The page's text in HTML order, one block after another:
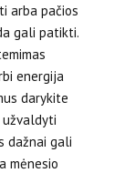
arba pačios
gali patikti.
energija
darykite
užvaldyti
dažnai gali
mėnesio